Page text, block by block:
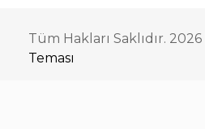
Tüm Hakları Saklıdır. 2026 |
Teması